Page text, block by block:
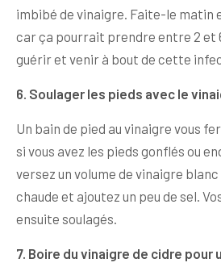
imbibé de vinaigre. Faite-le matin
car ça pourrait prendre entre 2 et
guérir et venir à bout de cette
6. Soulager les pieds avec le
Un bain de pied au vinaigre vous
si vous avez les pieds gonflés ou
versez un volume de vinaigre blanc
chaude et ajoutez un peu de sel.
ensuite soulagés.
7. Boire du vinaigre de cidre pour